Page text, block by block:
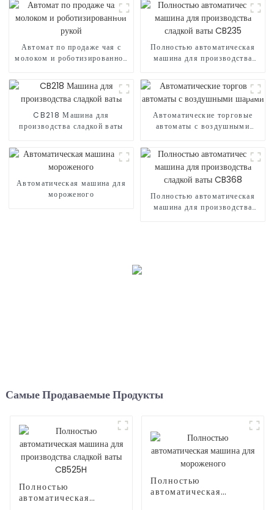
Автомат по продаже чая с
молоком и роботизированной
Полностью автоматическая
машина для производства
CB218 Машина для
производства сладкой ваты
Автоматические торговые
автоматы с воздушными
Автоматическая машина для
мороженого
Полностью автоматическая
машина для производства
Самые Продаваемые Продукты
Полностью
автоматическая
Полностью
автоматическая